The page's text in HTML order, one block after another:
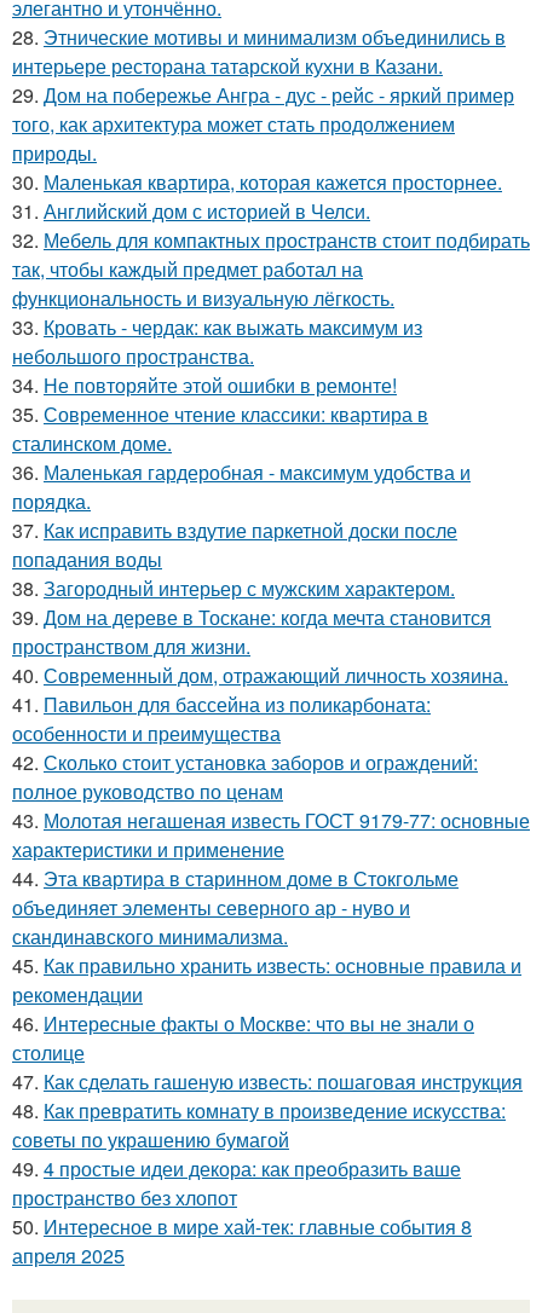
элегантно и утончённо.
28. Этнические мотивы и минимализм объединились в
интерьере ресторана татарской кухни в Казани.
29. Дом на побережье Ангра - дус - рейс - яркий пример
того, как архитектура может стать продолжением
природы.
30. Маленькая квартира, которая кажется просторнее.
31. Английский дом с историей в Челси.
32. Мебель для компактных пространств стоит подбирать
так, чтобы каждый предмет работал на
функциональность и визуальную лёгкость.
33. Кровать - чердак: как выжать максимум из
небольшого пространства.
34. Не повторяйте этой ошибки в ремонте!
35. Современное чтение классики: квартира в
сталинском доме.
36. Маленькая гардеробная - максимум удобства и
порядка.
37. Как исправить вздутие паркетной доски после
попадания воды
38. Загородный интерьер с мужским характером.
39. Дом на дереве в Тоскане: когда мечта становится
пространством для жизни.
40. Современный дом, отражающий личность хозяина.
41. Павильон для бассейна из поликарбоната:
особенности и преимущества
42. Сколько стоит установка заборов и ограждений:
полное руководство по ценам
43. Молотая негашеная известь ГОСТ 9179-77: основные
характеристики и применение
44. Эта квартира в старинном доме в Стокгольме
объединяет элементы северного ар - нуво и
скандинавского минимализма.
45. Как правильно хранить известь: основные правила и
рекомендации
46. Интересные факты о Москве: что вы не знали о
столице
47. Как сделать гашеную известь: пошаговая инструкция
48. Как превратить комнату в произведение искусства:
советы по украшению бумагой
49. 4 простые идеи декора: как преобразить ваше
пространство без хлопот
50. Интересное в мире хай-тек: главные события 8
апреля 2025